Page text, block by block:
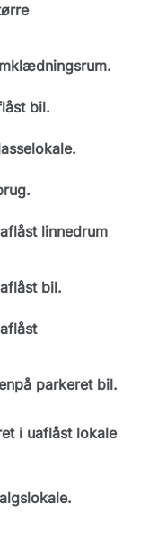
bil.
linnedrum
bil.
parkeret bil.
i uaflåst lokale